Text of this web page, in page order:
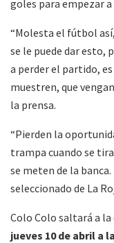
goles para empezar
“Molesta el fútbol
se le puede dar esto,
a perder el partido,
muestren, que
la prensa.
“Pierden la
trampa cuando se
se meten de la
seleccionado de La
Colo Colo saltará a
jueves 10 de abril a